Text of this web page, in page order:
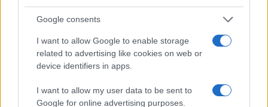
Google consents
I want to allow Google to enable storage
related to advertising like cookies on web or
device identifiers in apps.
I want to allow my user data to be sent to
Google for online advertising purposes.
szabályzatot!
FELIRATKOZÁS